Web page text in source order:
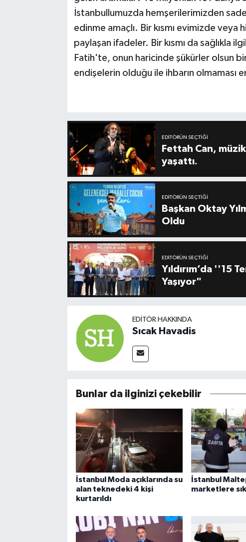
İstanbullumuzda hemşerilerimizden
edinme amaçlı. Bir kısmı evimizde
paylaşan ifadeler. Bir kısmı da sağlıkla
Fatih'te, onun haricinde şükürler olsun
endişelerin olduğu ile ihbarın olmaması
EDITÖRÜN SEÇTIĞI
Fettah Can,
yaşattı.
EDITÖRÜN SEÇTIĞI
Başkan Oktay
Oldu
EDITÖRÜN SEÇTIĞI
Yıldırım’da ''15
Yaşıyor"
EDITÖR HAKKINDA
Sıcak Havadis
Bunlar da ilginizi çekebilir
İstanbul Moda açıklarında su
alan teknedeki 4 kişi
kurtarıldı
İstanbul
marketlere